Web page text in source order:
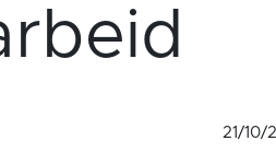
21/10/